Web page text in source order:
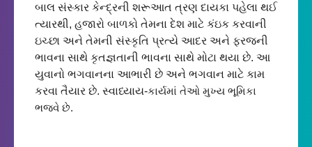
બાલ સંસ્કાર કેન્દ્રની શરૂઆત ત્રણ દાયકા પહેલા થઈ
ત્યારથી, હજારો બાળકો તેમના દેશ માટે કંઇક કરવાની
ઇચ્છા અને તેમની સંસ્કૃતિ પ્રત્યે આદર અને ફરજની
ભાવના સાથે કૃતજ્ઞતાની ભાવના સાથે મોટા થયા છે. આ
યુવાનો ભગવાનના આભારી છે અને ભગવાન માટે કામ
કરવા તૈયાર છે. સ્વાધ્યાય-કાર્યમાં તેઓ મુખ્ય ભૂમિકા
ભજવે છે.